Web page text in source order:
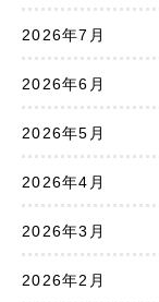
2026年7月
2026年6月
2026年5月
2026年4月
2026年3月
2026年2月